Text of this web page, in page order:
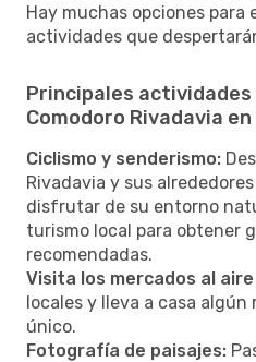
Hay muchas opciones para
actividades que
Principales actividades
Comodoro Rivadavia
Ciclismo y senderismo:
Rivadavia y sus
disfrutar de su entorno
turismo local para obtener
recomendadas.
Visita los mercados al
locales y lleva a casa
único.
Fotografía de paisajes: